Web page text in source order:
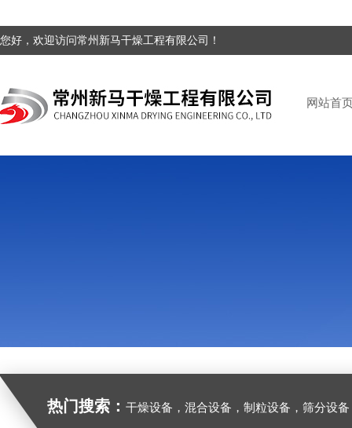
您好，欢迎访问常州新马干燥工程有限公司！
网站首
热门搜索： 干燥设备，混合设备，制粒设备，筛分设